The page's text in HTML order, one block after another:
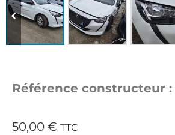
Référence constructeur :
50,00 € TTC